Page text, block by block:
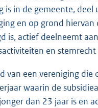
is in de gemeente, deel
en op grond hiervan
is, actief deelneemt
en
van een vereniging die
waarin de
dan 23 jaar is en